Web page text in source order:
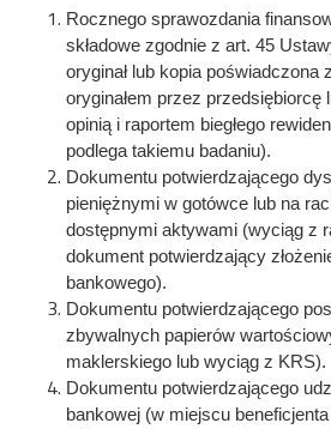
Rocznego sprawozdania
składowe zgodnie z art. 45
oryginał lub kopia poświadczona
oryginałem przez przedsiębiorcę
opinią i raportem biegłego
podlega takiemu badaniu).
Dokumentu potwierdzającego
pieniężnymi w gotówce lub na
dostępnymi aktywami (wyciąg z
dokument potwierdzający
bankowego).
Dokumentu potwierdzającego
zbywalnych papierów
maklerskiego lub wyciąg z KRS).
Dokumentu potwierdzającego
bankowej (w miejscu